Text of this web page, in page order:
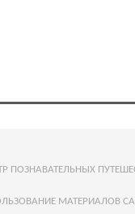
ПОЗНАВАТЕЛЬНЫХ
МАТЕРИАЛОВ